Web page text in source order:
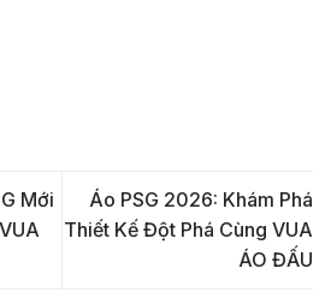
Mới
Áo PSG 2026: Khám Phá
Thiết Kế Đột Phá Cùng VUA
ÁO ĐẤU